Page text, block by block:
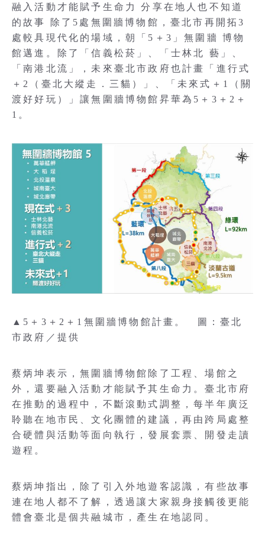
融入活動才能賦予生命力 分享在地人也不知道
的故事 除了5處無圍牆博物館，臺北市再開拓3
處較具現代化的場域，朝「5＋3」無圍牆 博物
館邁進。除了「信義松菸」、「士林北 藝」、
「南港北流」，未來臺北市政府也計畫「進行式
＋2（臺北大縱走．三貓）」、「未來式＋1（關
渡好好玩）」讓無圍牆博物館昇華為5＋3＋2＋
1。
▲5＋3＋2＋1無圍牆博物館計畫。 圖：臺北
市政府／提供
蔡炳坤表示，無圍牆博物館除了工程、場館之
外，還要融入活動才能賦予其生命力。臺北市府
在推動的過程中，不斷滾動式調整，每半年廣泛
聆聽在地市民、文化團體的建議，再由跨局處整
合硬體與活動等面向執行，發展套票、開發走讀
遊程。
蔡炳坤指出，除了引入外地遊客認識，有些故事
連在地人都不了解，透過讓大家親身接觸後更能
體會臺北是個共融城市，產生在地認同。